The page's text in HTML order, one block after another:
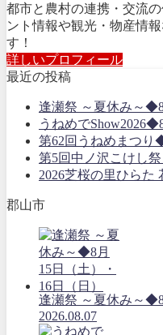
都市と農村の連携・交流
ント情報や観光・物産情
す！
詳しいプロフィール
最近の投稿
逢瀬祭 ～夏休み～◆8
うねめで
第62回うねめまつり
第5回中ノ沢こけし
2026芝桜の里ひら
郡山市
逢瀬祭 ～夏休み～◆8
2026.08.07